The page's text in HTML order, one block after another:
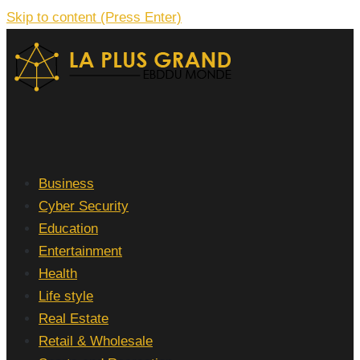
Skip to content (Press Enter)
Business
Cyber Security
Education
Entertainment
Health
Life style
Real Estate
Retail & Wholesale